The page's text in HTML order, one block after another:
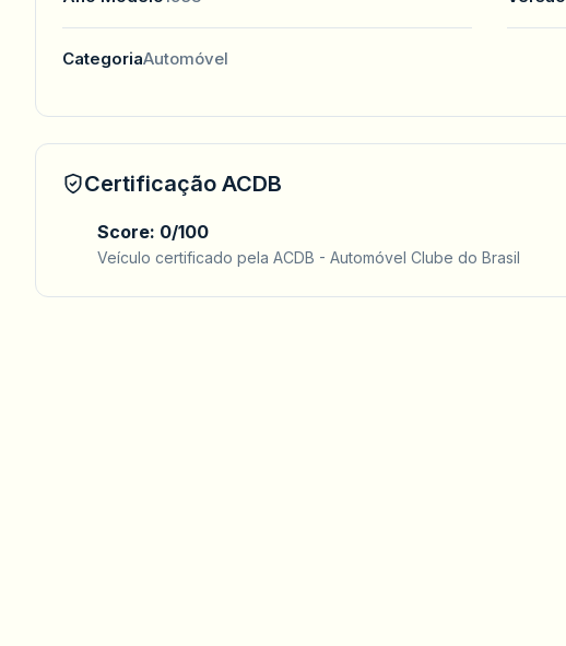
CategoriaAutomóvel
Certificação ACDB
Score: 0/100
Veículo certificado pela ACDB - Automóvel Clube do Brasil